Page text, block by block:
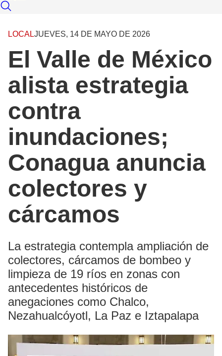
LOCALJUEVES, 14 DE MAYO DE 2026
El Valle de México
alista estrategia
contra
inundaciones;
Conagua anuncia
colectores y
cárcamos
La estrategia contempla ampliación de
colectores, cárcamos de bombeo y
limpieza de 19 ríos en zonas con
antecedentes históricos de
anegaciones como Chalco,
Nezahualcóyotl, La Paz e Iztapalapa